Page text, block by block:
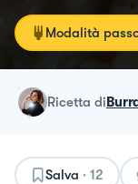
Modalità
ricetta di
Salva · 12